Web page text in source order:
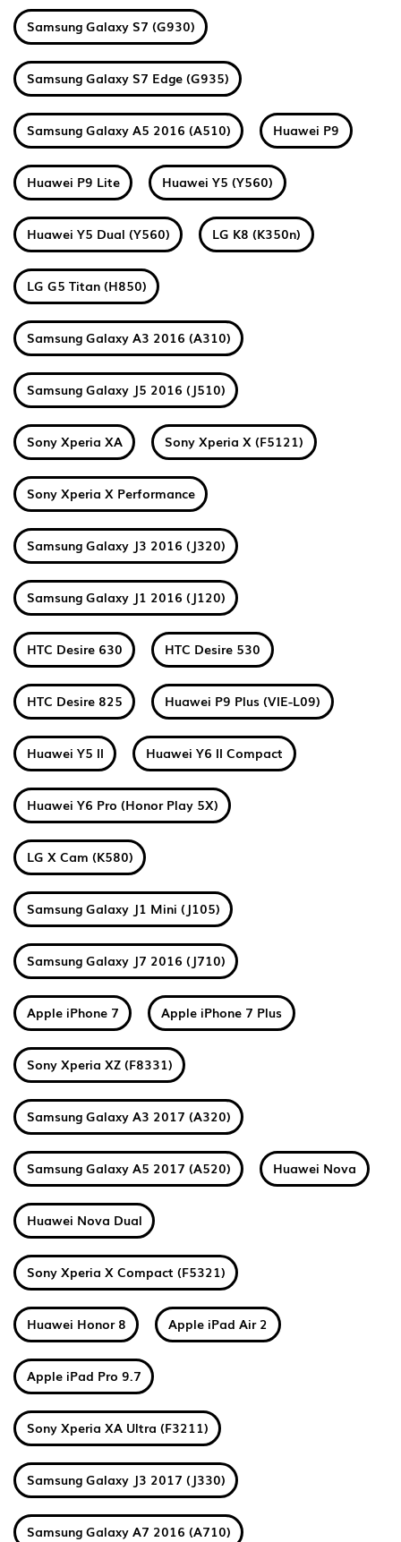
Samsung Galaxy S7 (G930)
Samsung Galaxy S7 Edge (G935)
Samsung Galaxy A5 2016 (A510) Huawei P9
Huawei P9 Lite Huawei Y5 (Y560)
Huawei Y5 Dual (Y560) LG K8 (K350n)
LG G5 Titan (H850)
Samsung Galaxy A3 2016 (A310)
Samsung Galaxy J5 2016 (J510)
Sony Xperia XA Sony Xperia X (F5121)
Sony Xperia X Performance
Samsung Galaxy J3 2016 (J320)
Samsung Galaxy J1 2016 (J120)
HTC Desire 630 HTC Desire 530
HTC Desire 825 Huawei P9 Plus (VIE-L09)
Huawei Y5 II Huawei Y6 II Compact
Huawei Y6 Pro (Honor Play 5X)
LG X Cam (K580)
Samsung Galaxy J1 Mini (J105)
Samsung Galaxy J7 2016 (J710)
Apple iPhone 7 Apple iPhone 7 Plus
Sony Xperia XZ (F8331)
Samsung Galaxy A3 2017 (A320)
Samsung Galaxy A5 2017 (A520) Huawei Nova
Huawei Nova Dual
Sony Xperia X Compact (F5321)
Huawei Honor 8 Apple iPad Air 2
Apple iPad Pro 9.7
Sony Xperia XA Ultra (F3211)
Samsung Galaxy J3 2017 (J330)
Samsung Galaxy A7 2016 (A710)